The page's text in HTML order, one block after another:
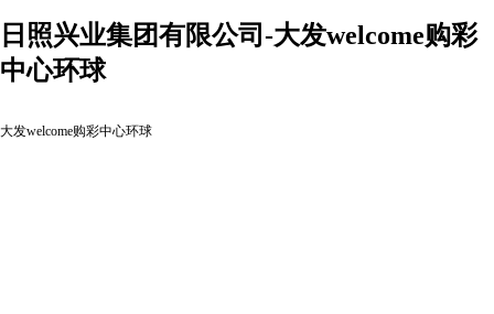
日照兴业集团有限公司-大发welcome购彩
中心环球
大发welcome购彩中心环球